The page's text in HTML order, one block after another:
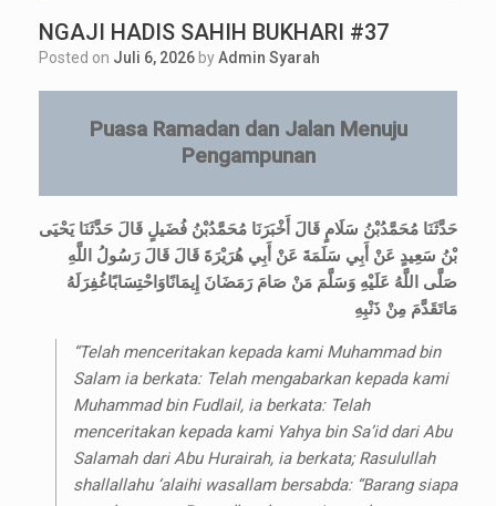
NGAJI HADIS SAHIH BUKHARI #37
Posted on Juli 6, 2026 byAdmin Syarah
Puasa Ramadan dan Jalan Menuju
Pengampunan
حَدَّثَنَا مُحَمَّدُبْنُ سَلَامٍ قَالَ أَخْبَرَنَا مُحَمَّدُبْنُ فُضَيلٍ قَالَ حَدَّثَنَا يَحْيَى
بْنُ سَعِيدٍ عَنْ أَبِي سَلَمَةَ عَنْ أَبِي هُرَيْرَةَ قَالَ قَالَ رَسُولُ اللَّهِ
صَلَّى اللَّهُ عَلَيْهِ وَسَلَّمَ مَنْ صَامَ رَمَضَانَ إِيمَانًاوَاحْتِسَابًاغُفِرَلَهُ
مَاتَقَدَّمَ مِنْ ذَنْبِهِ
“Telah menceritakan kepada kami Muhammad bin
Salam ia berkata: Telah mengabarkan kepada kami
Muhammad bin Fudlail, ia berkata: Telah
menceritakan kepada kami Yahya bin Sa’id dari Abu
Salamah dari Abu Hurairah, ia berkata; Rasulullah
shallallahu ‘alaihi wasallam bersabda: “Barang siapa